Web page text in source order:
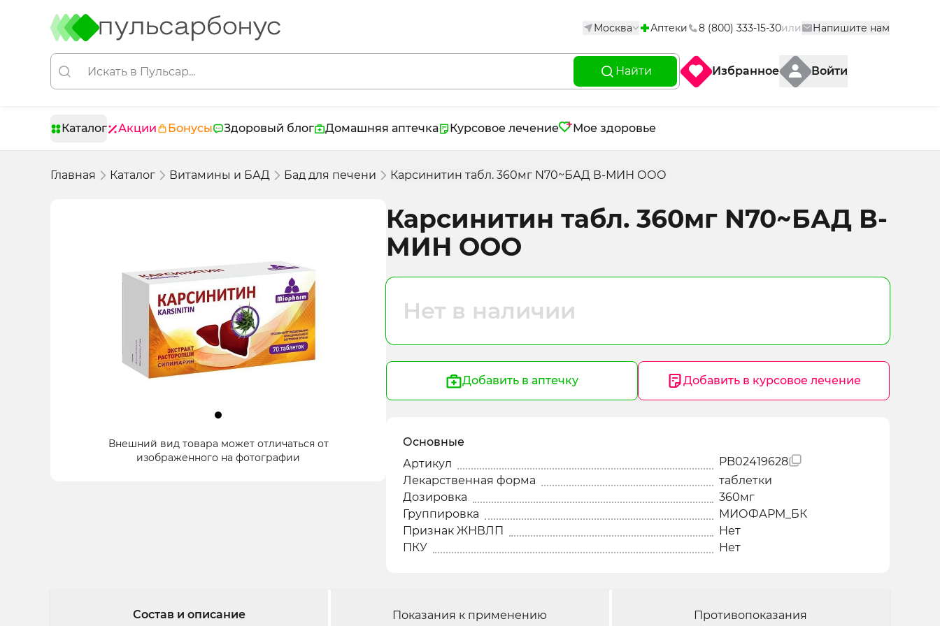
Москва Аптеки 8 (800) 333-15-30или Напишите нам
Найти Избранное Войти
Каталог Акции Бонусы Здоровый блог Домашняя аптечка Курсовое лечение Мое здоровье
Главная Каталог Витамины и БАД Бад для печени Карсинитин табл. 360мг N70~БАД В-МИН ООО
Внешний вид товара может отличаться от
изображенного на фотографии
Карсинитин табл. 360мг N70~БАД В-
МИН ООО
Нет в наличии
Добавить в аптечку Добавить в курсовое лечение
Основные
Артикул
PB02419628
Лекарственная форма
таблетки
Дозировка
360мг
Группировка
МИОФАРМ_БК
Признак ЖНВЛП
Нет
ПКУ
Нет
Состав и описание Показания к применению Противопоказания